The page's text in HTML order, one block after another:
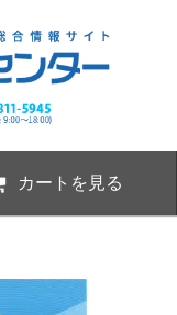
カートを見る